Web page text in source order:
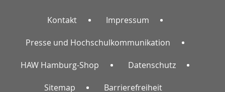
Kontakt Impressum
Presse und Hochschulkommunikation
HAW Hamburg-Shop Datenschutz
Sitemap Barrierefreiheit